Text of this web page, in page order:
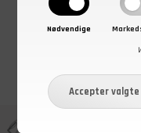
Nødvendige